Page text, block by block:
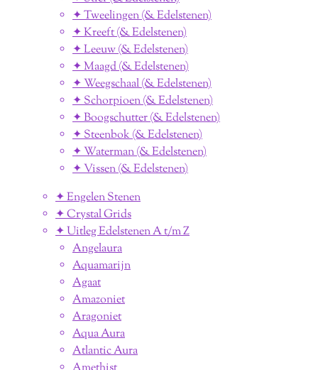
✦ Tweelingen (& Edelstenen)
✦ Kreeft (& Edelstenen)
✦ Leeuw (& Edelstenen)
✦ Maagd (& Edelstenen)
✦ Weegschaal (& Edelstenen)
✦ Schorpioen (& Edelstenen)
✦ Boogschutter (& Edelstenen)
✦ Steenbok (& Edelstenen)
✦ Waterman (& Edelstenen)
✦ Vissen (& Edelstenen)
✦ Engelen Stenen
✦ Crystal Grids
✦ Uitleg Edelstenen A t/m Z
Angelaura
Aquamarijn
Agaat
Amazoniet
Aragoniet
Aqua Aura
Atlantic Aura